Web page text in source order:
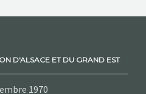
D'ALSACE ET DU GRAND EST
1970